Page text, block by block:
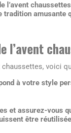
l’avent
tradition
l’avent
voici
à votre style
et assurez-vous
être